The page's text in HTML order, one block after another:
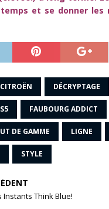
et se donner les
CITROËN DÉCRYPTAGE
FAUBOURG ADDICT
DE GAMME LIGNE
STYLE
Instants Think Blue!